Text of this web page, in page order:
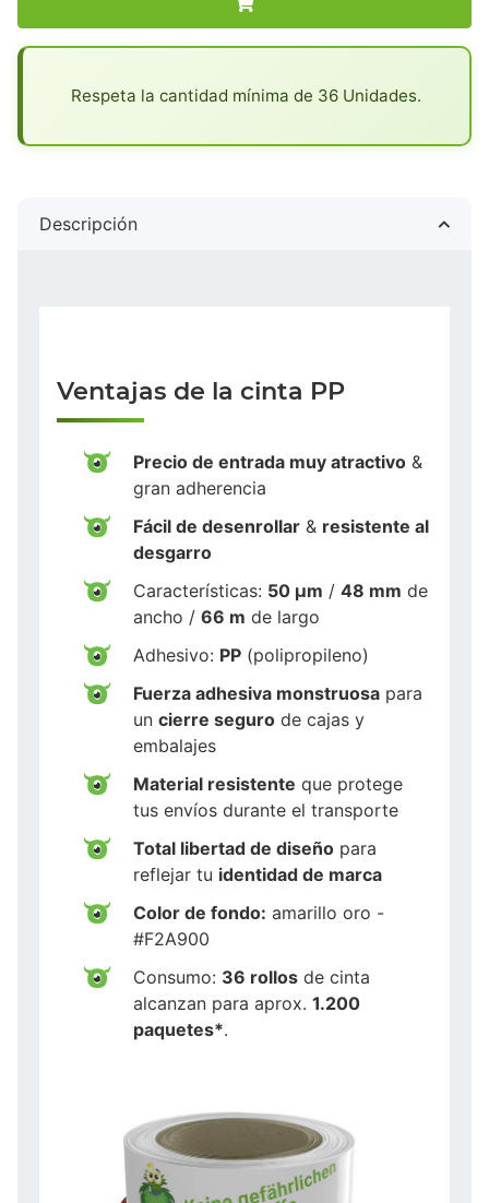
Respeta la cantidad mínima de 36 Unidades.
Descripción
Ventajas de la cinta PP
Precio de entrada muy atractivo &
gran adherencia
Fácil de desenrollar & resistente al
desgarro
Características: 50 µm / 48 mm de
ancho / 66 m de largo
Adhesivo: PP (polipropileno)
Fuerza adhesiva monstruosa para
un cierre seguro de cajas y
embalajes
Material resistente que protege
tus envíos durante el transporte
Total libertad de diseño para
reflejar tu identidad de marca
Color de fondo: amarillo oro -
#F2A900
Consumo: 36 rollos de cinta
alcanzan para aprox. 1.200
paquetes*.